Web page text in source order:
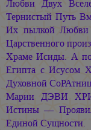
Любви Двух
Тернистый Путь
Их пылкой Любви
Царственного
Храме Исиды. А
Египта с Исусом
Духовной
Марии ДЭВИ
Истины —
Единой Сущности.